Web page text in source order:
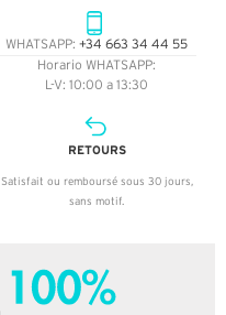
WHATSAPP: +34 663 34 44 55
Horario WHATSAPP:
L-V: 10:00 a 13:30
RETOURS
Satisfait ou remboursé sous 30 jours,
sans motif.